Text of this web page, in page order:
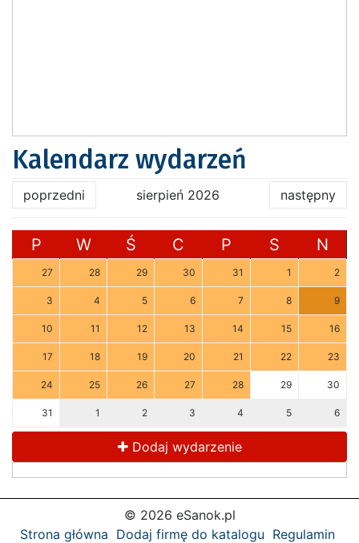
Kalendarz wydarzeń
poprzedni sierpień 2026 następny
P W Ś C P S N
27 28 29 30 31 1 2
3 4 5 6 7 8 9
10 11 12 13 14 15 16
17 18 19 20 21 22 23
24 25 26 27 28 29 30
31 1 2 3 4 5 6
Dodaj wydarzenie
© 2026 eSanok.pl
Strona główna Dodaj firmę do katalogu Regulamin